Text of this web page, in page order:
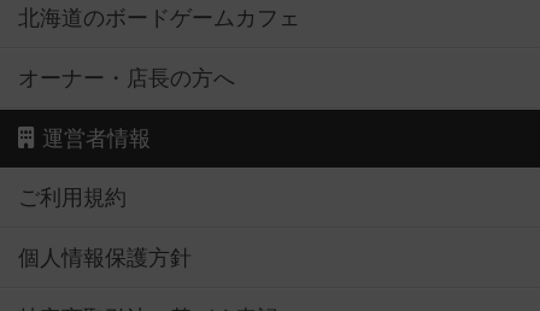
北海道のボードゲームカフェ
オーナー・店長の方へ
運営者情報
ご利用規約
個人情報保護方針